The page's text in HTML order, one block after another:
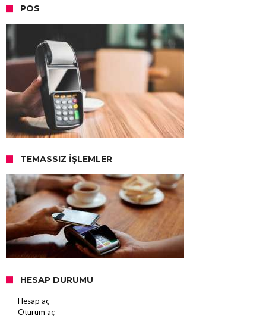
POS
TEMASSIZ İŞLEMLER
HESAP DURUMU
Hesap aç
Oturum aç